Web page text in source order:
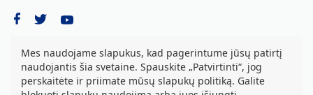
© 2026 Lietuvos Respublikos Prezidento kanceliarija, biudžetinė įstaiga.
Visos teisės saugomos.
Mes naudojame slapukus, kad pagerintume jūsų patirtį
naudojantis šia svetaine. Spauskite „Patvirtinti“, jog
perskaitėte ir priimate mūsų slapukų politiką. Galite